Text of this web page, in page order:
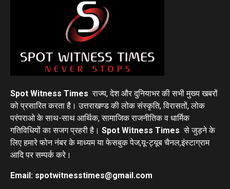
Spot Witness Times राज्य, देश और दुनियाभर की सभी मुख्य खबरों
को प्रसारित करता है। उत्तराखण्ड की लोक संस्कृति, विरासतों, लोक
परंपराओ के साथ-साथ आर्थिक, सामाजिक राजनीतिक व धार्मिक
गतिविधियों का सजग प्रहरी है। Spot Witness Times से जुड़ने के
लिए हमारे फोन नंबर के माध्यम या फेसबुक पेज,यू-ट्यूब चैनल,इंस्टाग्राम
आदि पर सम्पर्क करे।
Email: spotwitnesstimes@gmail.com